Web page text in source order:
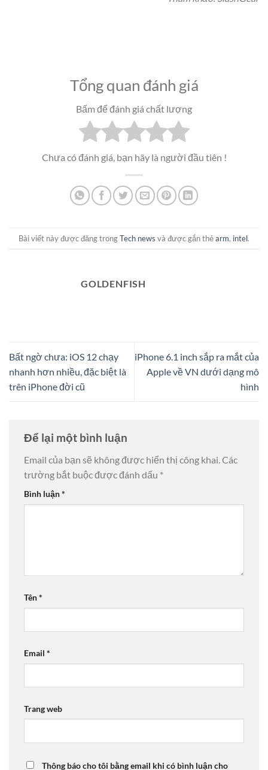
Tổng quan đánh giá
Bấm để đánh giá chất lượng
Chưa có đánh giá, bạn hãy là người đầu tiên !
Bài viết này được đăng trongTech news và được gắn thẻarm, intel.
GOLDENFISH
Bất ngờ chưa: iOS 12 chạy
nhanh hơn nhiều, đặc biệt là
trên iPhone đời cũ
iPhone 6.1 inch sắp ra mắt của
Apple về VN dưới dạng mô
hình
Để lại một bình luận
Email của bạn sẽ không được hiển thị công khai.Các
trường bắt buộc được đánh dấu *
Bình luận*
Tên*
Email *
Trang web
Thông báo cho tôi bằng email khi có bình luận cho